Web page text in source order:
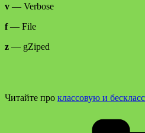
v — Verbose
f— File
z — gZiped
Читайте про классовую и